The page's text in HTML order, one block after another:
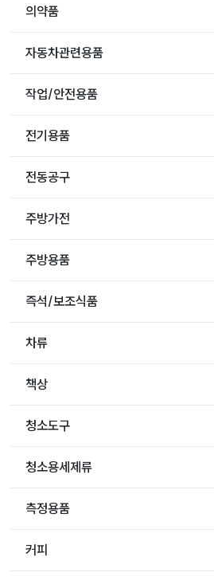
의약품
자동차관련용품
작업/안전용품
전기용품
전동공구
주방가전
주방용품
즉석/보조식품
차류
책상
청소도구
청소용세제류
측정용품
커피